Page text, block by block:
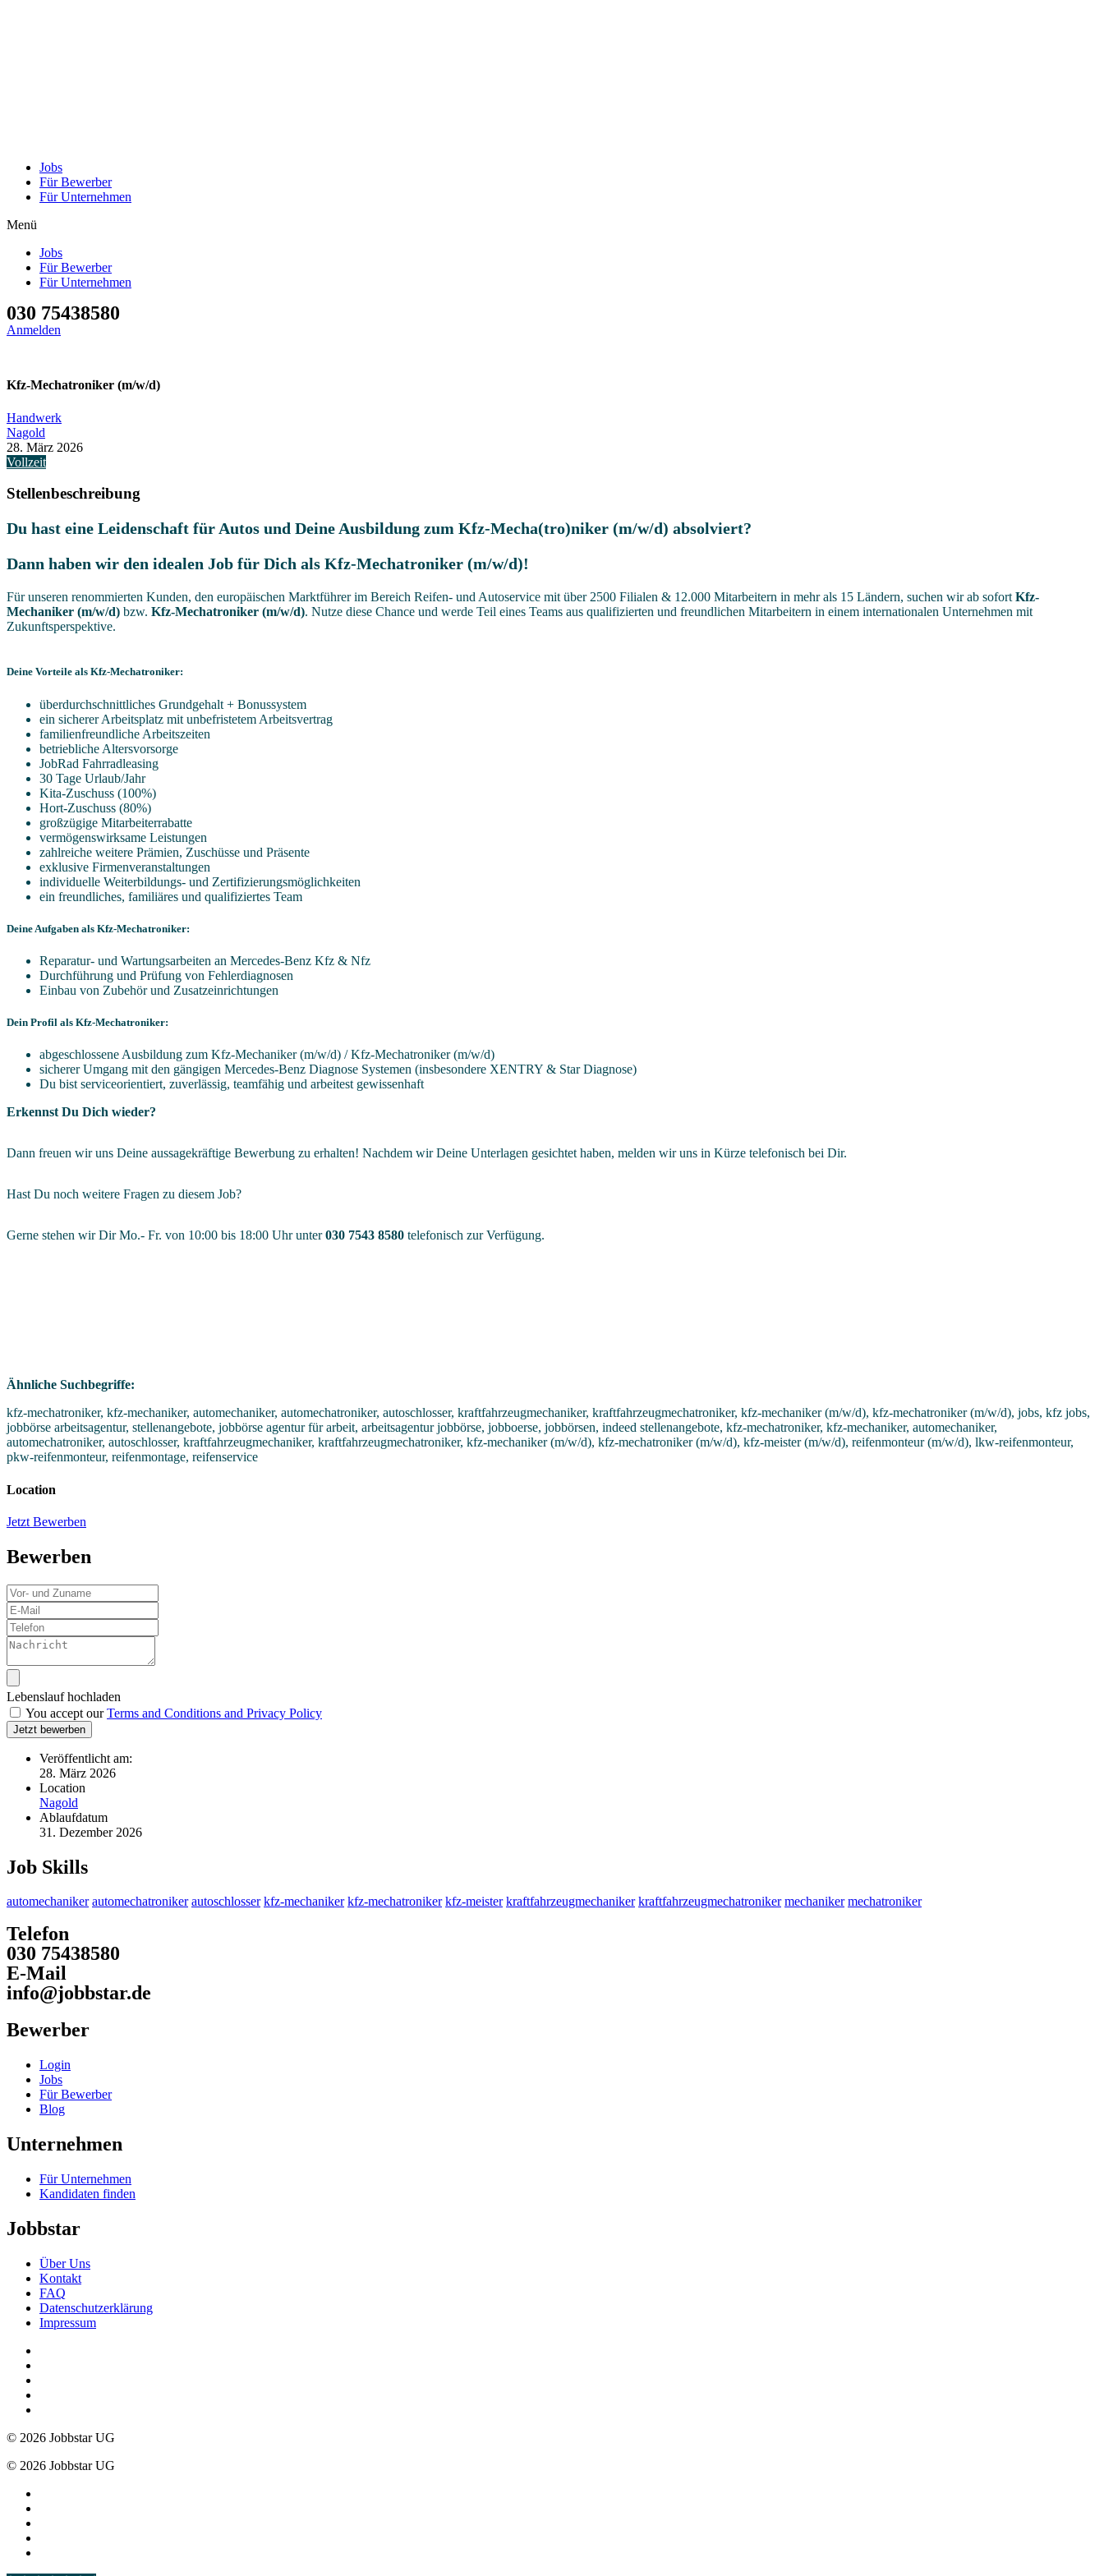
Jobs
Für Bewerber
Für Unternehmen
Menü
Jobs
Für Bewerber
Für Unternehmen
030 75438580
Anmelden
Kfz-Mechatroniker (m/w/d)
Handwerk
Nagold
28. März 2026
Vollzeit
Stellenbeschreibung
Du hast eine Leidenschaft für Autos und Deine Ausbildung zum Kfz-Mecha(tro)niker (m/w/d) absolviert?
Dann haben wir den idealen Job für Dich als Kfz-Mechatroniker (m/w/d)!
Für unseren renommierten Kunden, den europäischen Marktführer im Bereich Reifen- und Autoservice mit über 2500 Filialen & 12.000 Mitarbeitern in mehr als 15 Ländern, suchen wir ab sofort Kfz-
Mechaniker (m/w/d) bzw. Kfz-Mechatroniker (m/w/d). Nutze diese Chance und werde Teil eines Teams aus qualifizierten und freundlichen Mitarbeitern in einem internationalen Unternehmen mit
Zukunftsperspektive.
Deine Vorteile als Kfz-Mechatroniker:
überdurchschnittliches Grundgehalt + Bonussystem
ein sicherer Arbeitsplatz mit unbefristetem Arbeitsvertrag
familienfreundliche Arbeitszeiten
betriebliche Altersvorsorge
JobRad Fahrradleasing
30 Tage Urlaub/Jahr
Kita-Zuschuss (100%)
Hort-Zuschuss (80%)
großzügige Mitarbeiterrabatte
vermögenswirksame Leistungen
zahlreiche weitere Prämien, Zuschüsse und Präsente
exklusive Firmenveranstaltungen
individuelle Weiterbildungs- und Zertifizierungsmöglichkeiten
ein freundliches, familiäres und qualifiziertes Team
Deine Aufgaben als Kfz-Mechatroniker:
Reparatur- und Wartungsarbeiten an Mercedes-Benz Kfz & Nfz
Durchführung und Prüfung von Fehlerdiagnosen
Einbau von Zubehör und Zusatzeinrichtungen
Dein Profil als Kfz-Mechatroniker:
abgeschlossene Ausbildung zum Kfz-Mechaniker (m/w/d) / Kfz-Mechatroniker (m/w/d)
sicherer Umgang mit den gängigen Mercedes-Benz Diagnose Systemen (insbesondere XENTRY & Star Diagnose)
Du bist serviceorientiert, zuverlässig, teamfähig und arbeitest gewissenhaft
Erkennst Du Dich wieder?
Dann freuen wir uns Deine aussagekräftige Bewerbung zu erhalten! Nachdem wir Deine Unterlagen gesichtet haben, melden wir uns in Kürze telefonisch bei Dir.
Hast Du noch weitere Fragen zu diesem Job?
Gerne stehen wir Dir Mo.- Fr. von 10:00 bis 18:00 Uhr unter030 7543 8580 telefonisch zur Verfügung.
Ähnliche Suchbegriffe:
kfz-mechatroniker, kfz-mechaniker, automechaniker, automechatroniker, autoschlosser, kraftfahrzeugmechaniker, kraftfahrzeugmechatroniker, kfz-mechaniker (m/w/d), kfz-mechatroniker (m/w/d), jobs, kfz jobs,
jobbörse arbeitsagentur, stellenangebote, jobbörse agentur für arbeit, arbeitsagentur jobbörse, jobboerse, jobbörsen, indeed stellenangebote, kfz-mechatroniker, kfz-mechaniker, automechaniker,
automechatroniker, autoschlosser, kraftfahrzeugmechaniker, kraftfahrzeugmechatroniker, kfz-mechaniker (m/w/d), kfz-mechatroniker (m/w/d), kfz-meister (m/w/d), reifenmonteur (m/w/d), lkw-reifenmonteur,
pkw-reifenmonteur, reifenmontage, reifenservice
Location
Jetzt Bewerben
Bewerben
Lebenslauf hochladen
You accept ourTerms and Conditions and Privacy Policy
Jetzt bewerben
Veröffentlicht am:
28. März 2026
Location
Nagold
Ablaufdatum
31. Dezember 2026
Job Skills
automechaniker automechatroniker autoschlosser kfz-mechaniker kfz-mechatroniker kfz-meister kraftfahrzeugmechaniker kraftfahrzeugmechatroniker mechaniker mechatroniker
Telefon
030 75438580
E-Mail
info@jobbstar.de
Bewerber
Login
Jobs
Für Bewerber
Blog
Unternehmen
Für Unternehmen
Kandidaten finden
Jobbstar
Über Uns
Kontakt
FAQ
Datenschutzerklärung
Impressum
© 2026 Jobbstar UG
© 2026 Jobbstar UG